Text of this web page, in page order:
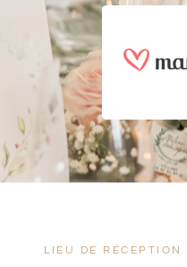
LIEU DE RÉCEPTION